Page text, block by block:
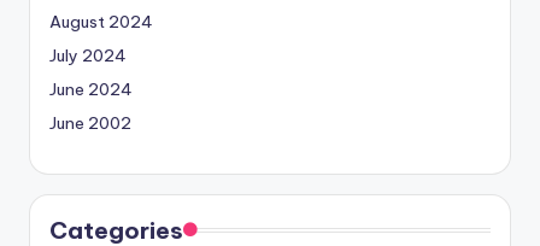
August 2024
July 2024
June 2024
June 2002
Categories